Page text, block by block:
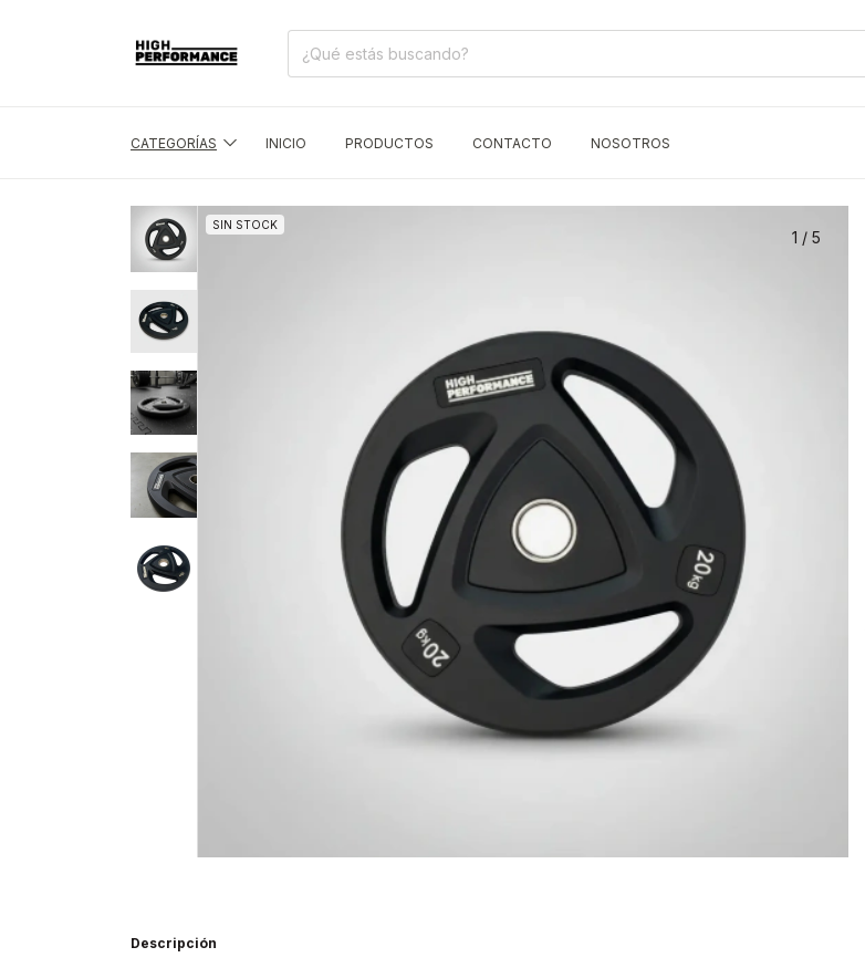
CATEGORÍAS INICIO PRODUCTOS CONTACTO NOSOTROS
SIN STOCK
1 / 5
Descripción